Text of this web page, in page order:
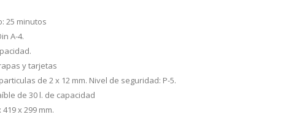
25 minutos
A-4.
y tarjetas
de 2 x 12 mm. Nivel de seguridad: P-5.
de 30 l. de capacidad
x 299 mm.